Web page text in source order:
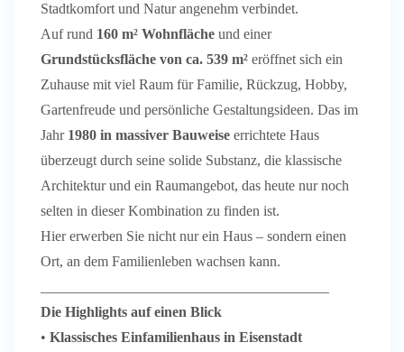
Stadtkomfort und Natur angenehm verbindet.
Auf rund 160 m² Wohnfläche und einer
Grundstücksfläche von ca. 539 m² eröffnet sich ein
Zuhause mit viel Raum für Familie, Rückzug, Hobby,
Gartenfreude und persönliche Gestaltungsideen. Das im
Jahr 1980 in massiver Bauweise errichtete Haus
überzeugt durch seine solide Substanz, die klassische
Architektur und ein Raumangebot, das heute nur noch
selten in dieser Kombination zu finden ist.
Hier erwerben Sie nicht nur ein Haus – sondern einen
Ort, an dem Familienleben wachsen kann.
Die Highlights auf einen Blick
• Klassisches Einfamilienhaus in Eisenstadt